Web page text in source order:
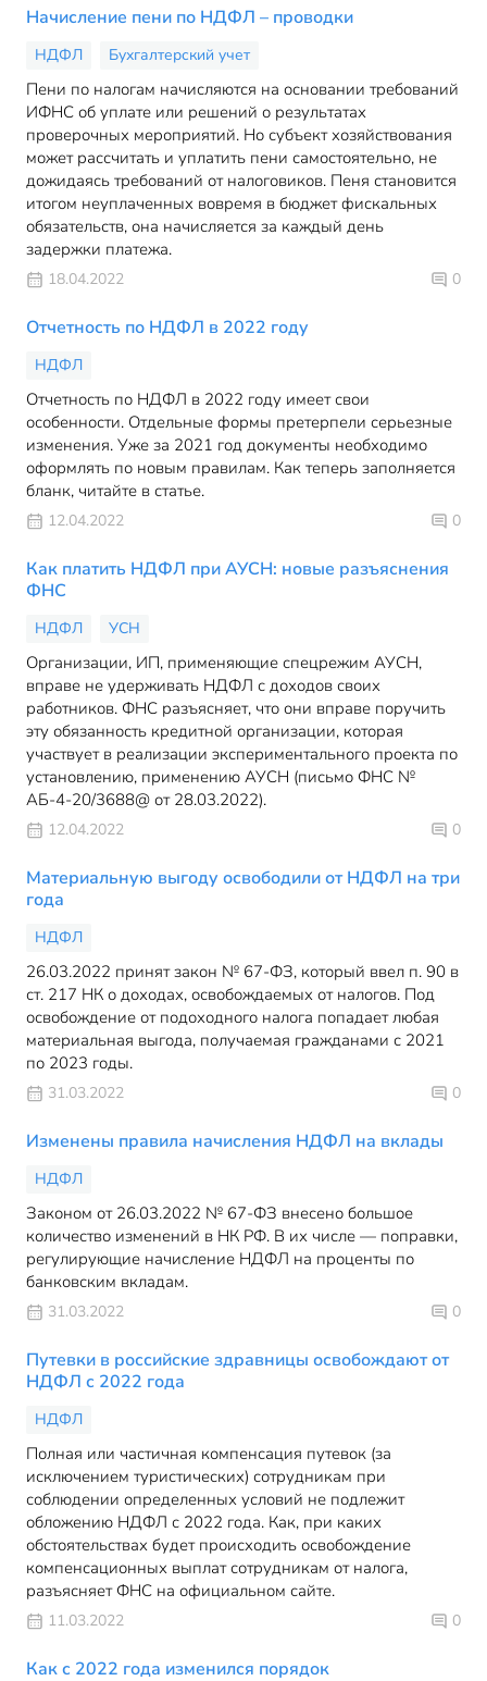
Начисление пени по НДФЛ – проводки
НДФЛ Бухгалтерский учет
Пени по налогам начисляются на основании требований
ИФНС об уплате или решений о результатах
проверочных мероприятий. Но субъект хозяйствования
может рассчитать и уплатить пени самостоятельно, не
дожидаясь требований от налоговиков. Пеня становится
итогом неуплаченных вовремя в бюджет фискальных
обязательств, она начисляется за каждый день
задержки платежа.
18.04.2022 0
Отчетность по НДФЛ в 2022 году
НДФЛ
Отчетность по НДФЛ в 2022 году имеет свои
особенности. Отдельные формы претерпели серьезные
изменения. Уже за 2021 год документы необходимо
оформлять по новым правилам. Как теперь заполняется
бланк, читайте в статье.
12.04.2022 0
Как платить НДФЛ при АУСН: новые разъяснения
ФНС
НДФЛ УСН
Организации, ИП, применяющие спецрежим АУСН,
вправе не удерживать НДФЛ с доходов своих
работников. ФНС разъясняет, что они вправе поручить
эту обязанность кредитной организации, которая
участвует в реализации экспериментального проекта по
установлению, применению АУСН (письмо ФНС №
АБ-4-20/3688@ от 28.03.2022).
12.04.2022 0
Материальную выгоду освободили от НДФЛ на три
года
НДФЛ
26.03.2022 принят закон № 67-ФЗ, который ввел п. 90 в
ст. 217 НК о доходах, освобождаемых от налогов. Под
освобождение от подоходного налога попадает любая
материальная выгода, получаемая гражданами с 2021
по 2023 годы.
31.03.2022 0
Изменены правила начисления НДФЛ на вклады
НДФЛ
Законом от 26.03.2022 № 67-ФЗ внесено большое
количество изменений в НК РФ. В их числе — поправки,
регулирующие начисление НДФЛ на проценты по
банковским вкладам.
31.03.2022 0
Путевки в российские здравницы освобождают от
НДФЛ с 2022 года
НДФЛ
Полная или частичная компенсация путевок (за
исключением туристических) сотрудникам при
соблюдении определенных условий не подлежит
обложению НДФЛ с 2022 года. Как, при каких
обстоятельствах будет происходить освобождение
компенсационных выплат сотрудникам от налога,
разъясняет ФНС на официальном сайте.
11.03.2022 0
Как с 2022 года изменился порядок